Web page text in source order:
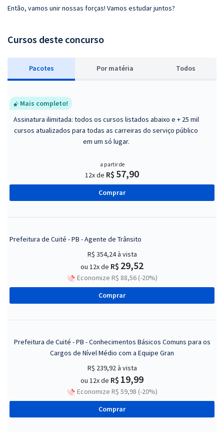
Então, vamos unir nossas forças! Vamos estudar juntos?
Cursos deste concurso
Pacotes Por matéria Todos
Mais completo!
Assinatura ilimitada: todos os cursos listados abaixo e + 25 mil
cursos atualizados para todas as carreiras do serviço público
em um só lugar.
a partir de
12x de R$ 57,90
Comprar
Prefeitura de Cuité - PB - Agente de Trânsito
R$ 354,24à vista
ou 12x de R$ 29,52
Economize R$ 88,56 (-20%)
Comprar
Prefeitura de Cuité - PB - Conhecimentos Básicos Comuns para os
Cargos de Nível Médio com a Equipe Gran
R$ 239,92à vista
ou 12x de R$ 19,99
Economize R$ 59,98 (-20%)
Comprar